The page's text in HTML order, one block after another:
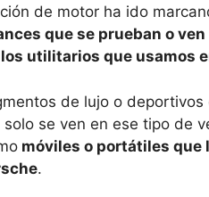
de motor ha ido
que se prueban o
utilitarios que usamos
de lujo o
se ven en ese tipo de
móviles o portátiles que
.